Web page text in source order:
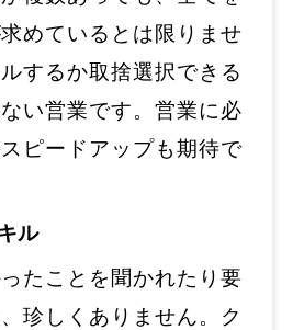
めているとは限りませ
するか取捨選択できる
い営業です。営業に必
ピードアップも期待で
ル
たことを聞かれたり要
珍しくありません。ク